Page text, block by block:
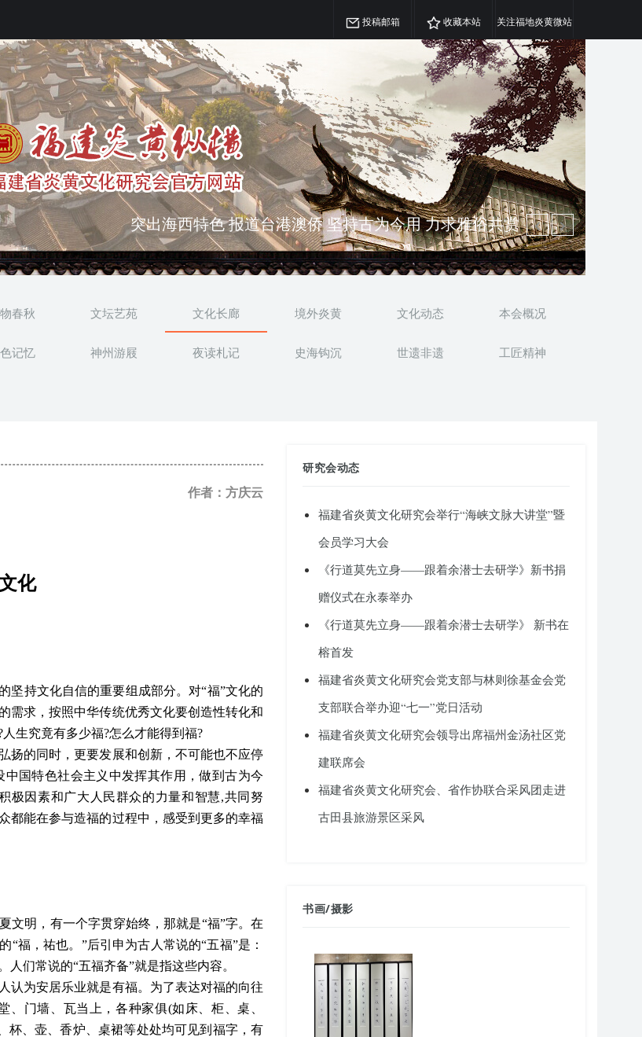
投稿邮箱 收藏本站 关注福地炎黄微站
弘扬优秀文化 振奋民族精神 介绍民族瑰宝 宣传中华精英
突出海西特色 报道台港澳侨 坚持古为今用 力求雅俗共赏
春秋 文坛艺苑 文化长廊 境外炎黄 文化动态 本会概况
记忆 神州游屐 夜读札记 史海钩沉 世遗非遗 工匠精神
作者：方庆云
化
坚持文化自信的重要组成部分。对“福”文化的
需求，按照中华传统优秀文化要创造性转化和
人生究竟有多少福?怎么才能得到福?
扬的同时，更要发展和创新，不可能也不应停
国特色社会主义中发挥其作用，做到古为今
极因素和广大人民群众的力量和智慧,共同努
都能在参与造福的过程中，感受到更多的幸福
文明，有一个字贯穿始终，那就是“福”字。在
福，祐也。”后引申为古人常说的“五福”是：
们常说的“五福齐备”就是指这些内容。
认为安居乐业就是有福。为了表达对福的向往
、门墙、瓦当上，各种家俱(如床、柜、桌、
杯、壶、香炉、桌裙等处处均可见到福字，有
研究会动态
福建省炎黄文化研究会举行“海峡文脉大讲堂”暨
会员学习大会
《行道莫先立身——跟着余潜士去研学》新书捐
赠仪式在永泰举办
《行道莫先立身——跟着余潜士去研学》 新书在
榕首发
福建省炎黄文化研究会党支部与林则徐基金会党
支部联合举办迎“七一”党日活动
福建省炎黄文化研究会领导出席福州金汤社区党
建联席会
福建省炎黄文化研究会、省作协联合采风团走进
古田县旅游景区采风
书画/摄影